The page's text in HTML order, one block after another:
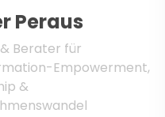
Peraus
Berater für
Empowerment,
&